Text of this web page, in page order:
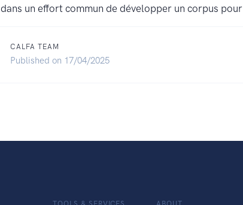
dans un effort commun de développer un corpus
CALFA TEAM
Published on 17/04/2025